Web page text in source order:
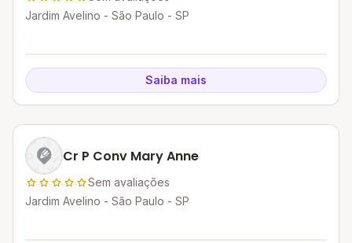
Jardim Avelino - São Paulo - SP
Saiba mais
Cr P Conv Mary Anne
Sem avaliações
Jardim Avelino - São Paulo - SP